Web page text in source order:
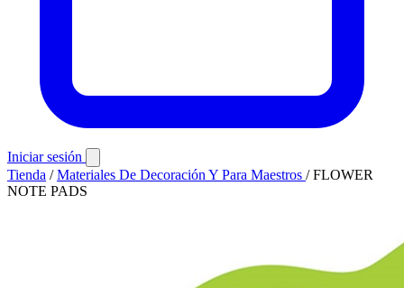
Iniciar sesión
Tienda / Materiales De Decoración Y Para Maestros / FLOWER
NOTE PADS